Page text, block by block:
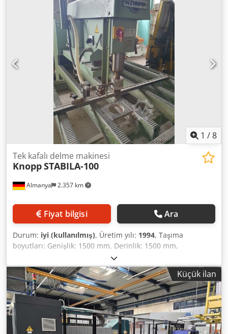
1 /8
Almanya 2.357 km
Tek kafalı delme makinesi
KnoppSTABILA-100
Fiyat bilgisi Ara
Durum: iyi (kullanılmış), Üretim yılı: 1994, Taşıma
boyutları: Genişlik: 1500 mm, Derinlik: 1500 mm,
Dcodpfxom Rg Npj Af Hek Maks. Yükseklik: 1550 mm,
Ağırlık: yaklaşık 220 kg.
Küçük ilan